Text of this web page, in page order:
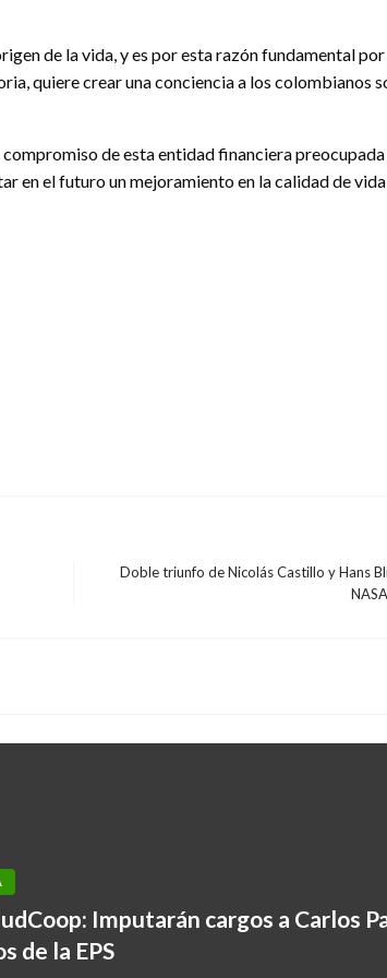
de la vida, y es por esta razón fundamental
quiere crear una conciencia a los colombianos
de esta entidad financiera
en el futuro un mejoramiento en la calidad de
Doble triunfo de Nicolás Castillo y Hans
Imputarán cargos a Carlos
de la EPSdel Gobierno para evitar